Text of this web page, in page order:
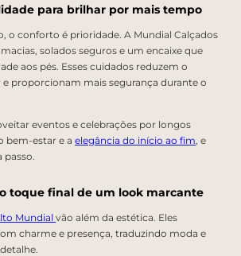
para brilhar por mais tempo
o conforto é prioridade. A Mundial Calçados
solados seguros e um encaixe que
aos pés. Esses cuidados reduzem o
proporcionam mais segurança durante o
eventos e celebrações por longos
bem-estar e a elegância do início ao fim , e
toque final de um look marcante
Mundial vão além da estética. Eles
charme e presença, traduzindo moda e